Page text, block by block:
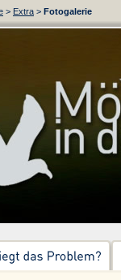
> Extra > Fotogalerie